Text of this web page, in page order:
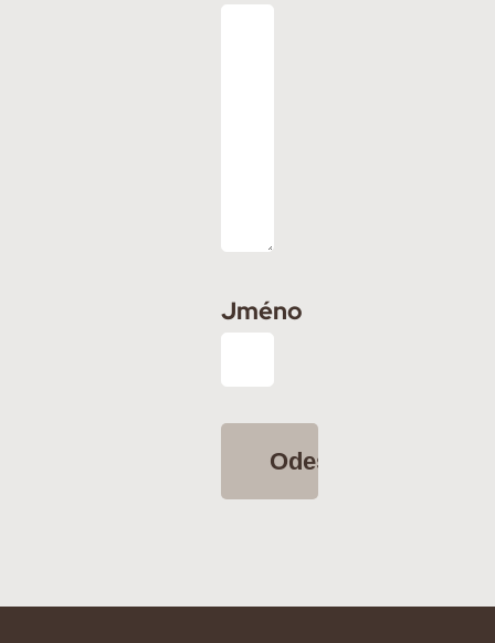
Jméno